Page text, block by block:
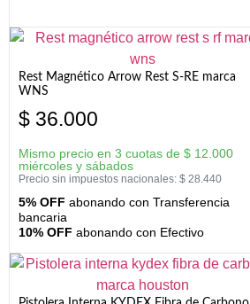
Rest Magnético Arrow Rest S-RE marca
WNS
$ 36.000
Mismo precio en 3 cuotas de $ 12.000
miércoles y sábados
Precio sin impuestos nacionales: $ 28.440
5% OFF abonando con Transferencia
bancaria
10% OFF abonando con Efectivo